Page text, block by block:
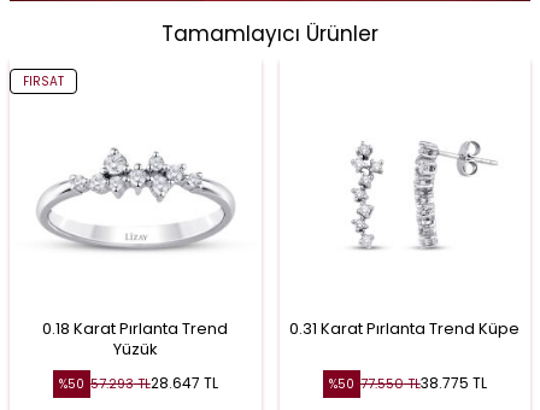
Tamamlayıcı Ürünler
FIRSAT
0.18 Karat Pırlanta Trend
Yüzük
%50 57.293TL28.647 TL
0.31 Karat Pırlanta Trend Küpe
%50 77.550TL38.775 TL